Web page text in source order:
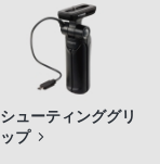
シューティンググリ
ップ